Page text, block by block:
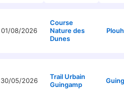
01/08/2026
Course
Nature des
Dunes
30/05/2026
Trail Urbain
Guingamp